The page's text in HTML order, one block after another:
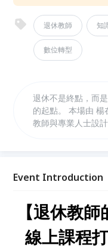
退休教師 知
數位轉型
退休不是終點，而
的起點。 本場由 楊在珍老師主講的線上研討會，專為
教師與專業人士設
專業轉化為事業、
Event Introduction
【退休教
線上課程